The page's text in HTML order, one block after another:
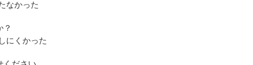
なかった
？
にくかった